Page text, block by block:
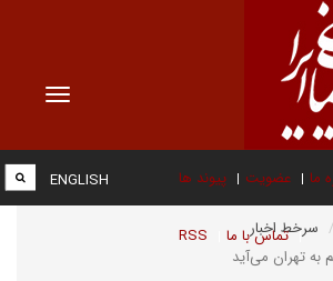
Toggle
ما عضویت پیوند ها
تماس با ما RSS
ENGLISH
سرخط اخبار
به تهران می‌آید